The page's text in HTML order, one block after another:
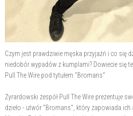
Czym jest prawdziwie męska przyjaźń i co się
niedobór wypadów z kumplami? Dowiecie się
Pull The Wire pod tytułem "Bromans"
Żyrardowski zespół Pull The Wire prezentuje
dzieło - utwór "Bromans", który zapowiada ich